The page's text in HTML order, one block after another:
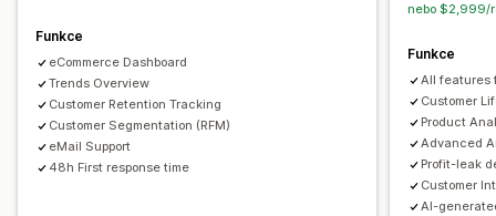
Tvorba reklamních textů pomocí AI
Obrázky a videa pomocí AI
Výměna reklam
Analytika výkonu
A/​B testování Sledování výkonnosti
Výdaje za reklamu
Metriky zapojení Analýza návratnosti investic
Náklady na akvizici
Sledování nákupů
Vizuály a výkazy
Panel analytiky Vlastní panely
Výkazy pro více obchodů
Vlastní výkazy Export dat Historická analýza Předpovědi
Funkce
eCommerce Dashboard
Trends Overview
Customer Retention Tracking
Customer Segmentation (RFM)
eMail Support
48h First response time
nebo $2,999/
Funkce
All features
Customer
Product
Advanced
Profit-leak
Customer
AI-